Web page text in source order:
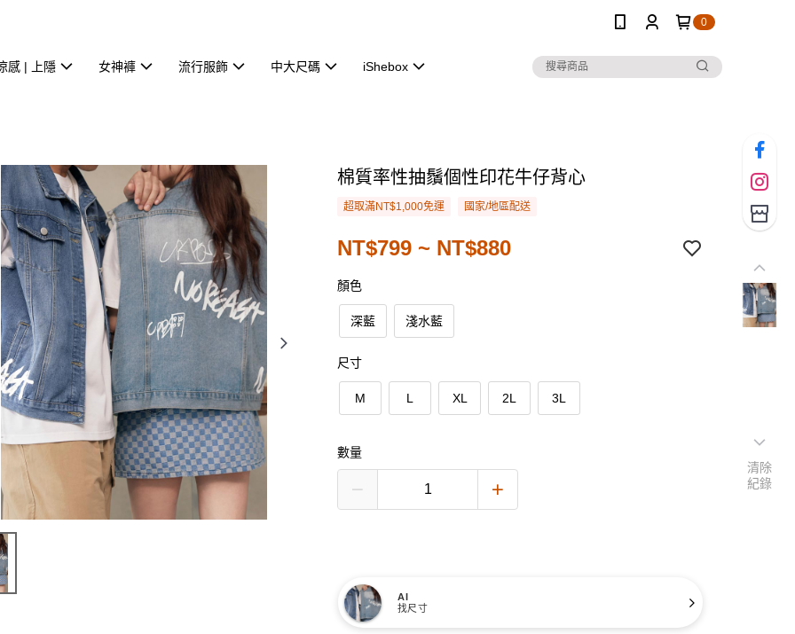
0
感 | 上隱 女神褲 流行服飾 中大尺碼 iShebox
棉質率性抽鬚個性印花牛仔背心
超取滿NT$1,000免運 國家/地區配送
NT$799 ~ NT$880
顏色
深藍 淺水藍
尺寸
M L XL 2L 3L
數量
AI
找尺寸
清除
紀錄